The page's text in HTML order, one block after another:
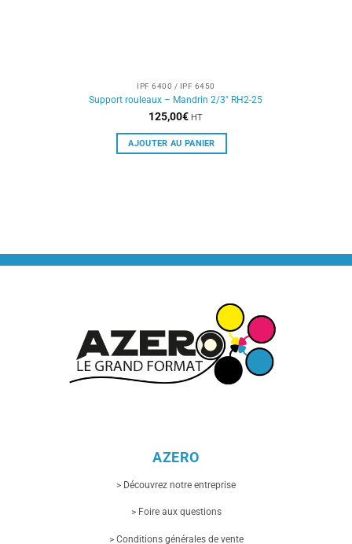
IPF 6400 / IPF 6450
Support rouleaux – Mandrin 2/3″ RH2-25
125,00€ HT
AJOUTER AU PANIER
AZERO
> Découvrez notre entreprise
> Foire aux questions
> Conditions générales de vente